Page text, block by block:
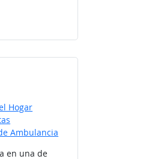
Hogar
Ambulancia
en una de